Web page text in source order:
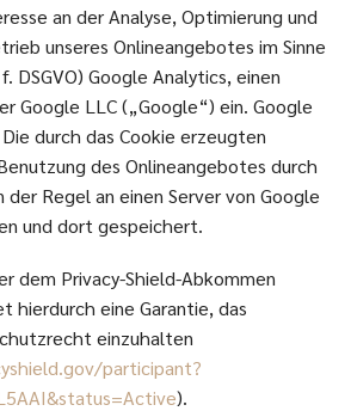
an der Analyse, Optimierung und
unseres Onlineangebotes im Sinne
DSGVO) Google Analytics, einen
Google LLC („Google“) ein. Google
durch das Cookie erzeugten
des Onlineangebotes durch
Regel an einen Server von Google
und dort gespeichert.
dem Privacy-Shield-Abkommen
hierdurch eine Garantie, das
einzuhalten
participant?
).